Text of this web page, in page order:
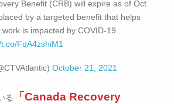
Benefit (CRB) will expire as of Oct.
by a targeted benefit that helps
is impacted by COVID-19
FqA4zshiM1
October 21, 2021
る
「Canada Recovery